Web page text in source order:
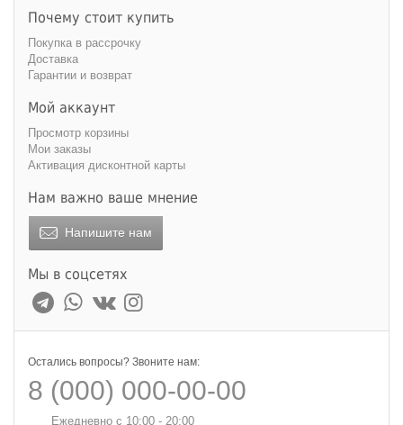
Почему стоит купить
Покупка в рассрочку
Доставка
Гарантии и возврат
Мой аккаунт
Просмотр корзины
Мои заказы
Активация дисконтной карты
Нам важно ваше мнение
Напишите нам
Мы в соцсетях
Остались вопросы? Звоните нам:
8 (000) 000-00-00
Ежедневно с 10:00 - 20:00